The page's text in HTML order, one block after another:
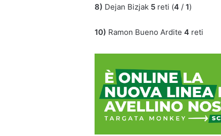
8) Dejan Bizjak 5 reti (4 / 1)
10) Ramon Bueno Ardite 4 reti